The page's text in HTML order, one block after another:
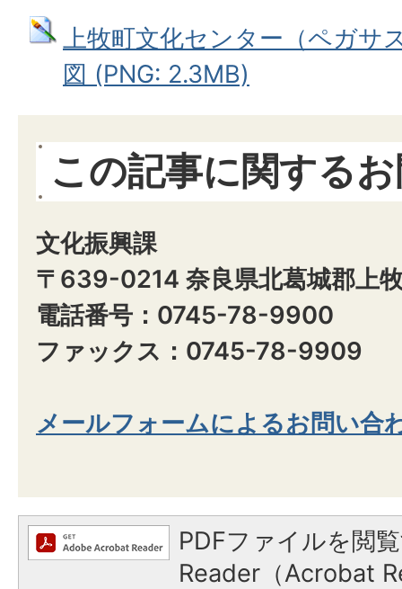
上牧町文化センター（ペガサ
図 (PNG: 2.3MB)
この記事に関する
文化振興課
〒639-0214 奈良県北葛城郡上
電話番号：0745-78-9900
ファックス：0745-78-9909
メールフォームによるお問い合
PDFファイルを閲
Reader（Acrobat